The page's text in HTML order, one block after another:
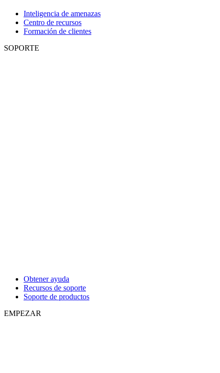
Inteligencia de amenazas
Centro de recursos
Formación de clientes
SOPORTE
Obtener ayuda
Recursos de soporte
Soporte de productos
EMPEZAR